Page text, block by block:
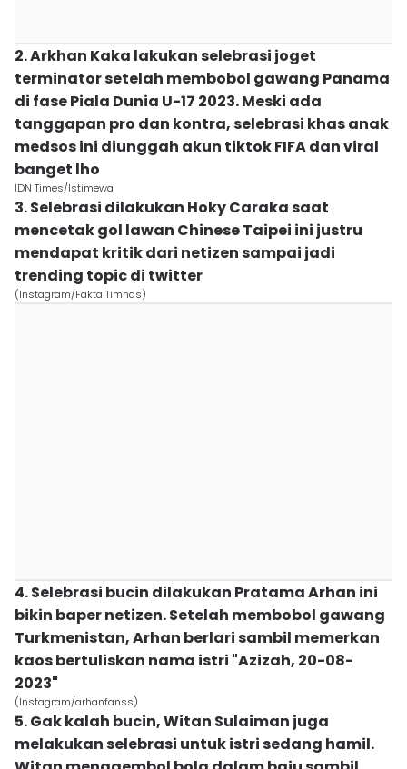
2. Arkhan Kaka lakukan selebrasi joget
terminator setelah membobol gawang Panama
di fase Piala Dunia U-17 2023. Meski ada
tanggapan pro dan kontra, selebrasi khas anak
medsos ini diunggah akun tiktok FIFA dan viral
banget lho
IDN Times/Istimewa
3. Selebrasi dilakukan Hoky Caraka saat
mencetak gol lawan Chinese Taipei ini justru
mendapat kritik dari netizen sampai jadi
trending topic di twitter
(Instagram/Fakta Timnas)
4. Selebrasi bucin dilakukan Pratama Arhan ini
bikin baper netizen. Setelah membobol gawang
Turkmenistan, Arhan berlari sambil memerkan
kaos bertuliskan nama istri "Azizah, 20-08-
2023"
(Instagram/arhanfanss)
5. Gak kalah bucin, Witan Sulaiman juga
melakukan selebrasi untuk istri sedang hamil.